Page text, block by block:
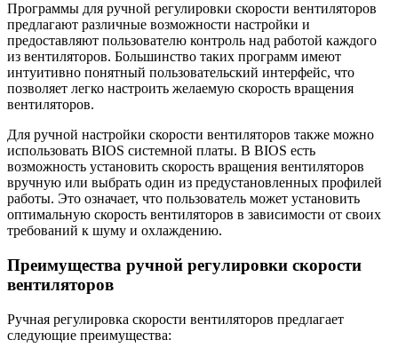
Программы для ручной регулировки скорости вентиляторов
предлагают различные возможности настройки и
предоставляют пользователю контроль над работой каждого
из вентиляторов. Большинство таких программ имеют
интуитивно понятный пользовательский интерфейс, что
позволяет легко настроить желаемую скорость вращения
вентиляторов.
Для ручной настройки скорости вентиляторов также можно
использовать BIOS системной платы. В BIOS есть
возможность установить скорость вращения вентиляторов
вручную или выбрать один из предустановленных профилей
работы. Это означает, что пользователь может установить
оптимальную скорость вентиляторов в зависимости от своих
требований к шуму и охлаждению.
Преимущества ручной регулировки скорости
вентиляторов
Ручная регулировка скорости вентиляторов предлагает
следующие преимущества: